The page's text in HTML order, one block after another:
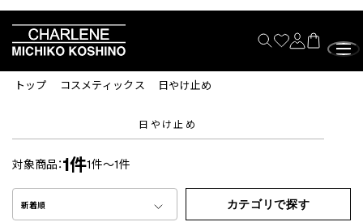
トップ コスメティックス 日やけ止め
日やけ止め
対象商品：1件1件～1件
新着順 カテゴリで探す